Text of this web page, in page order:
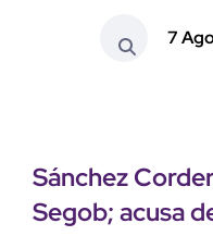
7
Sánchez
Segob; acusa